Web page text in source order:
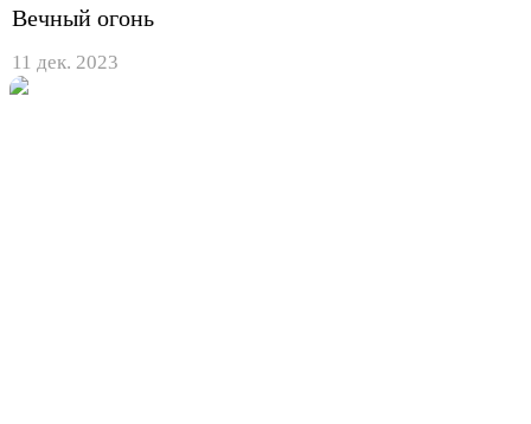
Вечный огонь
11 дек. 2023